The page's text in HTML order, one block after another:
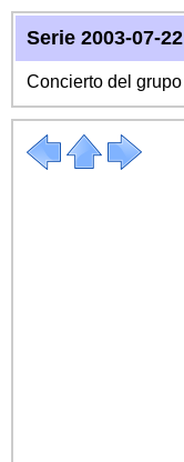
Serie 2003-07-22
Concierto del